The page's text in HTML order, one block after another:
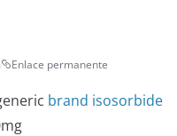
Enlace permanente
brand isosorbide